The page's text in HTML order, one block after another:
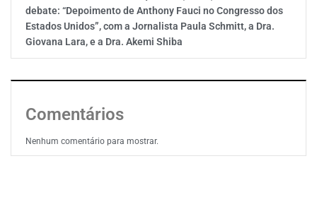
debate: “Depoimento de Anthony Fauci no Congresso dos
Estados Unidos”, com a Jornalista Paula Schmitt, a Dra.
Giovana Lara, e a Dra. Akemi Shiba
Comentários
Nenhum comentário para mostrar.